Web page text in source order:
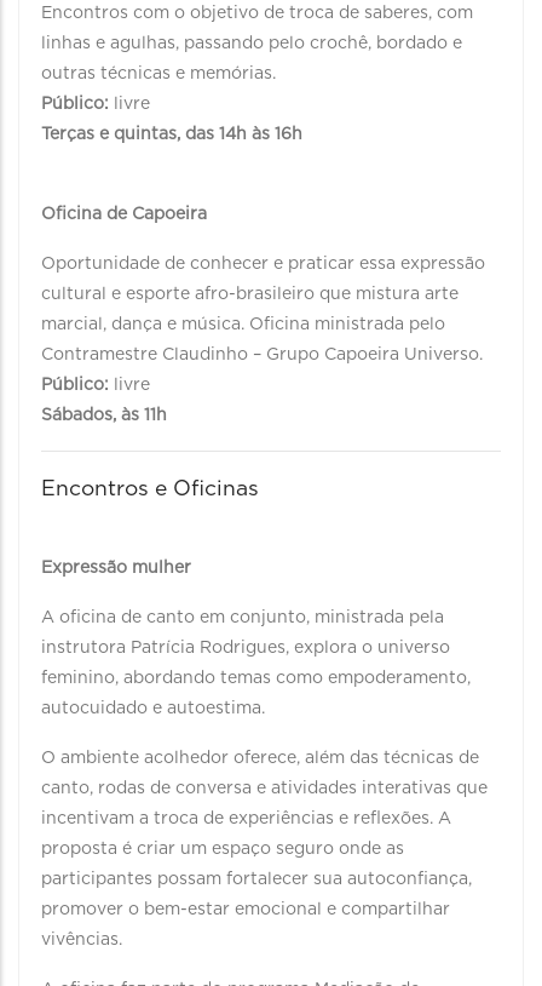
Encontros com o objetivo de troca de saberes, com
linhas e agulhas, passando pelo crochê, bordado e
outras técnicas e memórias.
Público: livre
Terças e quintas, das 14h às 16h
Oficina de Capoeira
Oportunidade de conhecer e praticar essa expressão
cultural e esporte afro-brasileiro que mistura arte
marcial, dança e música. Oficina ministrada pelo
Contramestre Claudinho – Grupo Capoeira Universo.
Público: livre
Sábados, às 11h
Encontros e Oficinas
Expressão mulher
A oficina de canto em conjunto, ministrada pela
instrutora Patrícia Rodrigues, explora o universo
feminino, abordando temas como empoderamento,
autocuidado e autoestima.
O ambiente acolhedor oferece, além das técnicas de
canto, rodas de conversa e atividades interativas que
incentivam a troca de experiências e reflexões. A
proposta é criar um espaço seguro onde as
participantes possam fortalecer sua autoconfiança,
promover o bem-estar emocional e compartilhar
vivências.